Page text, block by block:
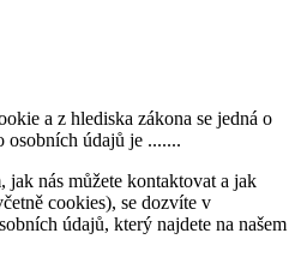
a z hlediska zákona se jedná o
osobních údajů je .......
nás můžete kontaktovat a jak
cookies), se dozvíte v
údajů, který najdete na našem